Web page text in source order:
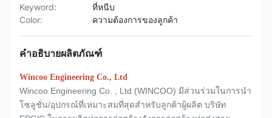
Keyword:
ที่หนีบ
Color:
ความต้องการของลูกค้า
คำอธิบายผลิตภัณฑ์
Wincoo Engineering Co., Ltd
Wincoo Engineering Co. , Ltd (WINCOO) มีส่วนร่วมในการนำ
โซลูชั่น/อุปกรณ์ที่เหมาะสมที่สุดสำหรับลูกค้าผู้ผลิต บริษัท